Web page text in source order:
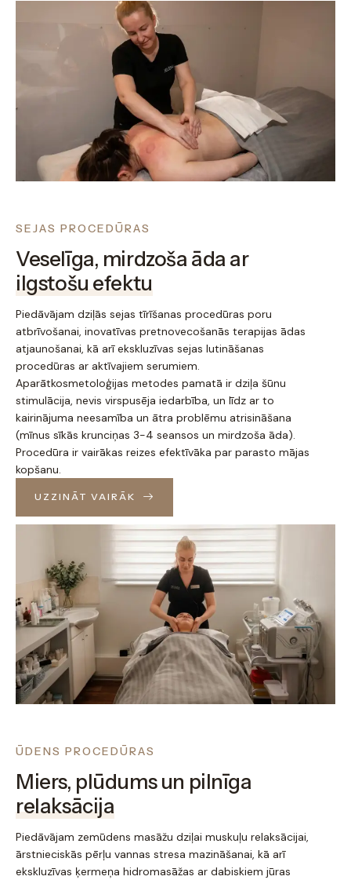
SEJAS PROCEDŪRAS
Veselīga, mirdzoša āda ar
ilgstošu efektu
Piedāvājam dziļās sejas tīrīšanas procedūras poru
atbrīvošanai, inovatīvas pretnovecošanās terapijas ādas
atjaunošanai, kā arī ekskluzīvas sejas lutināšanas
procedūras ar aktīvajiem serumiem.
Aparātkosmetoloģijas metodes pamatā ir dziļa šūnu
stimulācija, nevis virspusēja iedarbība, un līdz ar to
kairinājuma neesamība un ātra problēmu atrisināšana
(mīnus sīkās krunciņas 3-4 seansos un mirdzoša āda).
Procedūra ir vairākas reizes efektīvāka par parasto mājas
kopšanu.
UZZINĀT VAIRĀK
ŪDENS PROCEDŪRAS
Miers, plūdums un pilnīga
relaksācija
Piedāvājam zemūdens masāžu dziļai muskuļu relaksācijai,
ārstnieciskās pērļu vannas stresa mazināšanai, kā arī
ekskluzīvas ķermeņa hidromasāžas ar dabiskiem jūras